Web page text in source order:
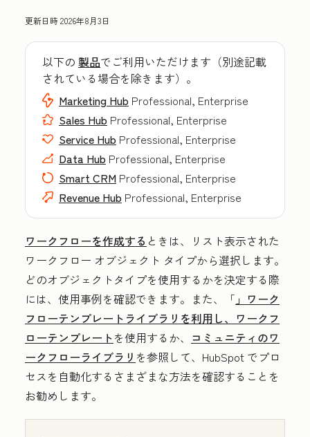
更新日時2026年8月3日
以下の 製品でご利用いただけます（別途記載
されている場合を除きます）。
Marketing Hub Professional, Enterprise
Sales Hub Professional, Enterprise
Service Hub Professional, Enterprise
Data Hub Professional, Enterprise
Smart CRM Professional, Enterprise
Revenue Hub Professional, Enterprise
ワークフローを作成する ときは、リスト表示された
ワークフロー オブジェクト タイプから選択します。
どのオブジェクトタイプを使用するかを決定する際
には、使用事例を確認できます。また、「 」ワーク
フローテンプレートライブラリを利用し、ワークフ
ローテンプレートを使用するか、 コミュニティのワ
ークフローライブラリ を参照して、HubSpot でプロ
セスを自動化するさまざまな方法を確認することを
お勧めします。